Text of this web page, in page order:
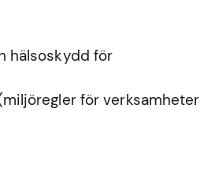
hälsoskydd för
för verksamheter